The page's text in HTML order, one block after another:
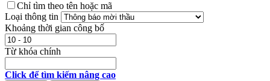
Chỉ tìm theo tên hoặc mã
Loại thông tin
Khoảng thời gian công bố
Từ khóa chính
Click để tìm kiếm nâng cao